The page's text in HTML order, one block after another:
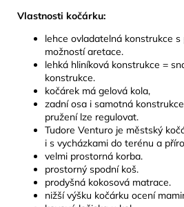
Vlastnosti kočárku:
lehce ovladatelná konstrukce
možností aretace.
lehká hliníková konstrukce =
konstrukce.
kočárek má gelová kola,
zadní osa i samotná
pružení lze regulovat.
Tudore Venturo je městský
i s vycházkami do terénu a
velmi prostorná korba.
prostorný spodní koš.
prodyšná kokosová matrace.
nižší výšku kočárku ocení